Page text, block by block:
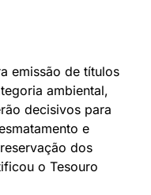
emissão de títulos
ambiental,
decisivos para
e
dos
o Tesouro